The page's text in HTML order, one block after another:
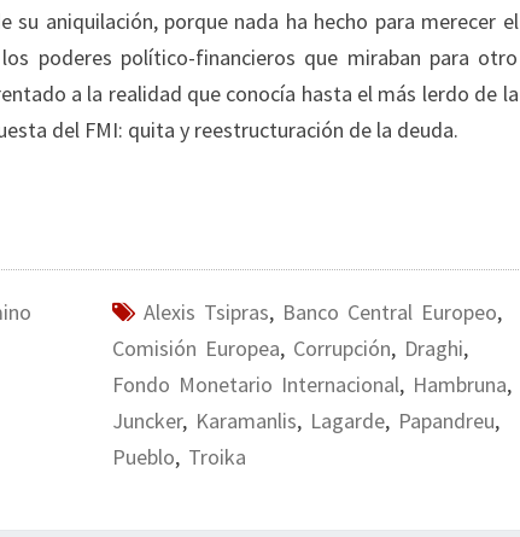
su aniquilación, porque nada ha hecho para merecer el
poderes político-financieros que miraban para otro
a la realidad que conocía hasta el más lerdo de la
del FMI: quita y reestructuración de la deuda.
Alexis Tsipras, Banco Central Europeo,
Comisión Europea, Corrupción, Draghi,
Fondo Monetario Internacional, Hambruna,
Juncker, Karamanlis, Lagarde, Papandreu,
Pueblo, Troika